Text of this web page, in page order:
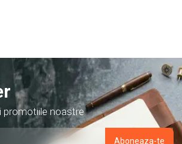
promotiile noastre